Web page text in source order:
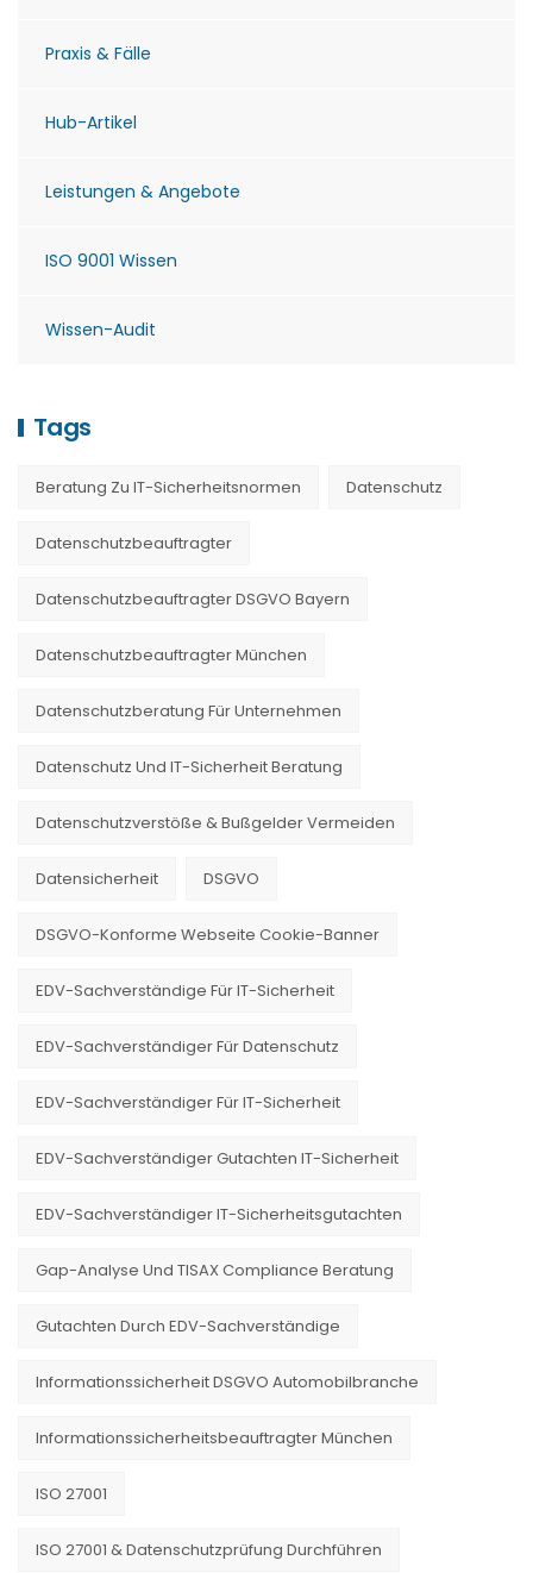
Praxis & Fälle
Hub-Artikel
Leistungen & Angebote
ISO 9001 Wissen
Wissen-Audit
Tags
Beratung Zu IT-Sicherheitsnormen Datenschutz
Datenschutzbeauftragter
Datenschutzbeauftragter DSGVO Bayern
Datenschutzbeauftragter München
Datenschutzberatung Für Unternehmen
Datenschutz Und IT-Sicherheit Beratung
Datenschutzverstöße & Bußgelder Vermeiden
Datensicherheit DSGVO
DSGVO-Konforme Webseite Cookie-Banner
EDV-Sachverständige Für IT-Sicherheit
EDV-Sachverständiger Für Datenschutz
EDV-Sachverständiger Für IT-Sicherheit
EDV-Sachverständiger Gutachten IT-Sicherheit
EDV-Sachverständiger IT-Sicherheitsgutachten
Gap-Analyse Und TISAX Compliance Beratung
Gutachten Durch EDV-Sachverständige
Informationssicherheit DSGVO Automobilbranche
Informationssicherheitsbeauftragter München
ISO 27001
ISO 27001 & Datenschutzprüfung Durchführen